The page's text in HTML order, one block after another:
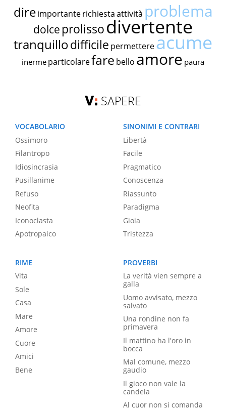
dire importante richiestaattività problema
dolce prolissodivertente
tranquillodifficile permettereacume
inerme particolarefare bello amore paura
SAPERE
VOCABOLARIO
Ossimoro
Filantropo
Idiosincrasia
Pusillanime
Refuso
Neofita
Iconoclasta
Apotropaico
SINONIMI E CONTRARI
Libertà
Facile
Pragmatico
Conoscenza
Riassunto
Paradigma
Gioia
Tristezza
RIME
Vita
Sole
Casa
Mare
Amore
Cuore
Amici
Bene
PROVERBI
La verità vien sempre a
galla
Uomo avvisato, mezzo
salvato
Una rondine non fa
primavera
Il mattino ha l'oro in
bocca
Mal comune, mezzo
gaudio
Il gioco non vale la
candela
Al cuor non si comanda